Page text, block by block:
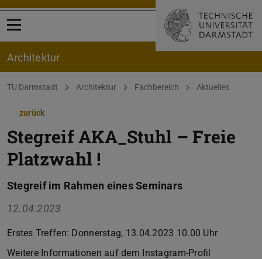
Menü öffnen
Architektur
Sie befinden sich hier:
TU Darmstadt Architektur Fachbereich Aktuelles
zurück
Stegreif AKA_Stuhl – Freie
Platzwahl !
Stegreif im Rahmen eines Seminars
12.04.2023
Erstes Treffen: Donnerstag, 13.04.2023 10.00 Uhr
Weitere Informationen auf dem Instagram-Profil